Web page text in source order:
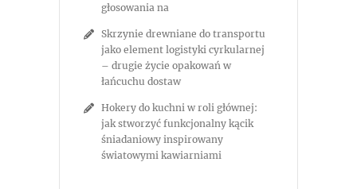
głosowania na
Skrzynie drewniane do transportu
jako element logistyki cyrkularnej
– drugie życie opakowań w
łańcuchu dostaw
Hokery do kuchni w roli głównej:
jak stworzyć funkcjonalny kącik
śniadaniowy inspirowany
światowymi kawiarniami